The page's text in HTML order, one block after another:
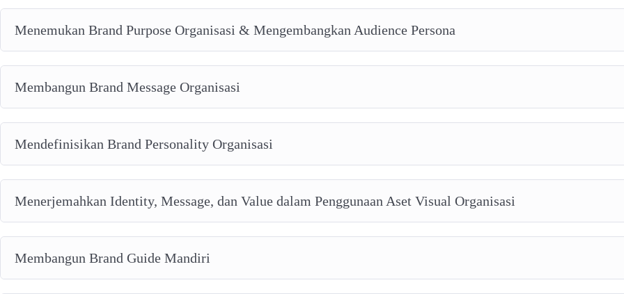
Menemukan Brand Purpose Organisasi & Mengembangkan Audience Persona
Membangun Brand Message Organisasi
Mendefinisikan Brand Personality Organisasi
Menerjemahkan Identity, Message, dan Value dalam Penggunaan Aset Visual Organisasi
Membangun Brand Guide Mandiri